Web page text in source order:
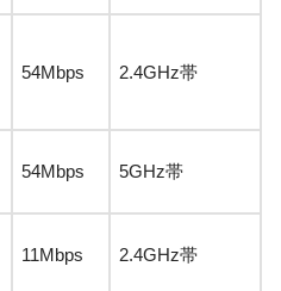
54Mbps 2.4GHz帯
54Mbps 5GHz帯
11Mbps 2.4GHz帯